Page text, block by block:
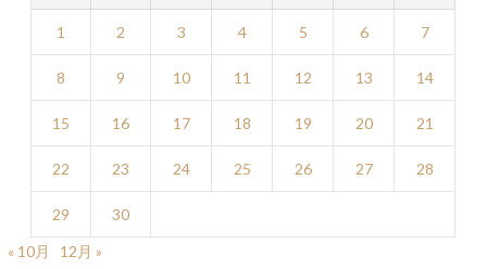
1 2 3 4 5 6 7
8 9 10 11 12 13 14
15 16 17 18 19 20 21
22 23 24 25 26 27 28
29
30
« 10月
12月 »